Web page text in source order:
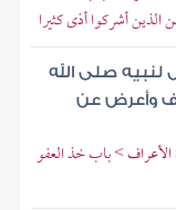
أشركوا أذى كثيرا
لنبيه صلى الله
وأعرض عن
> باب خذ العفو